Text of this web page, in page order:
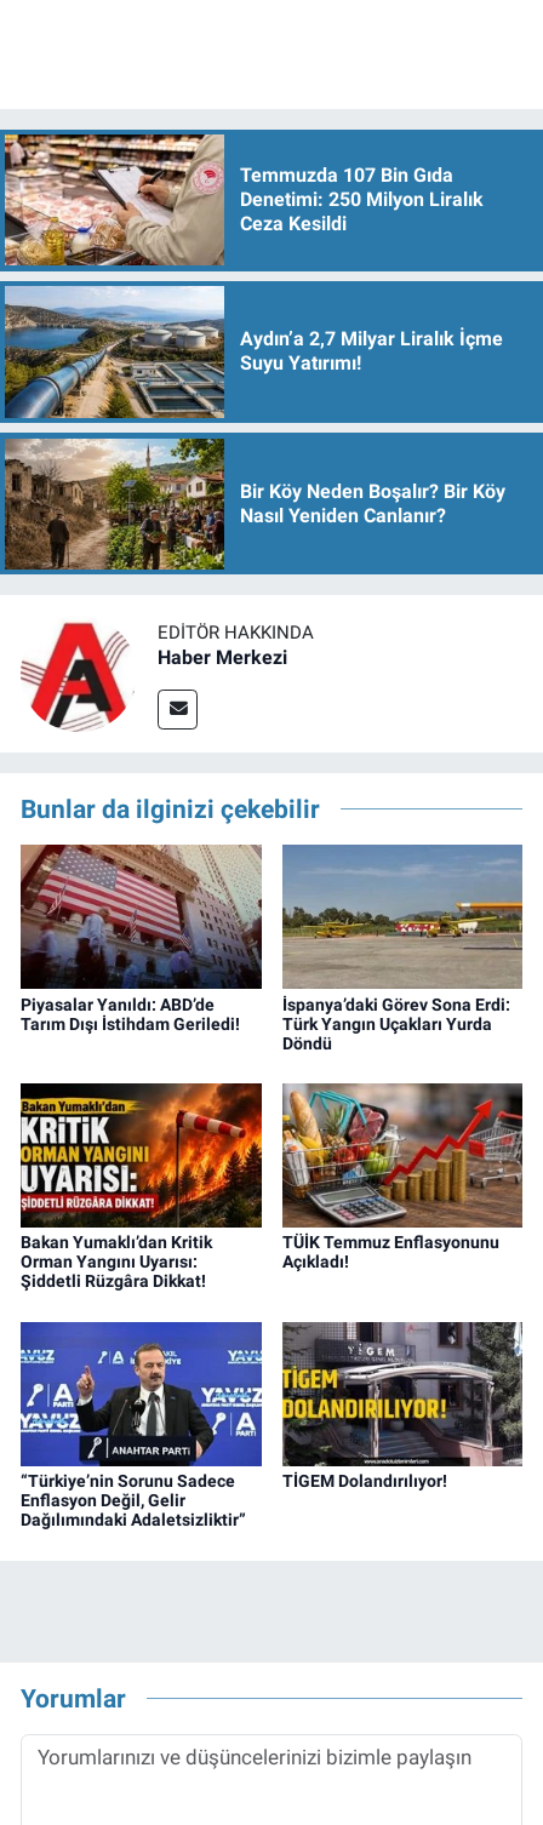
Temmuzda 107 Bin Gıda
Denetimi: 250 Milyon Liralık
Ceza Kesildi
Aydın’a 2,7 Milyar Liralık İçme
Suyu Yatırımı!
Bir Köy Neden Boşalır? Bir Köy
Nasıl Yeniden Canlanır?
EDITÖR HAKKINDA
Haber Merkezi
Bunlar da ilginizi çekebilir
Piyasalar Yanıldı: ABD’de
Tarım Dışı İstihdam Geriledi!
İspanya’daki Görev Sona Erdi:
Türk Yangın Uçakları Yurda
Döndü
Bakan Yumaklı’dan Kritik
Orman Yangını Uyarısı:
Şiddetli Rüzgâra Dikkat!
TÜİK Temmuz Enflasyonunu
Açıkladı!
“Türkiye’nin Sorunu Sadece
Enflasyon Değil, Gelir
Dağılımındaki Adaletsizliktir”
TİGEM Dolandırılıyor!
Yorumlar